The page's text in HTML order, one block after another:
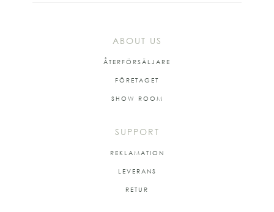
ABOUT US
ÅTERFÖRSÄLJARE
FÖRETAGET
SHOW ROOM
SUPPORT
REKLAMATION
LEVERANS
RETUR